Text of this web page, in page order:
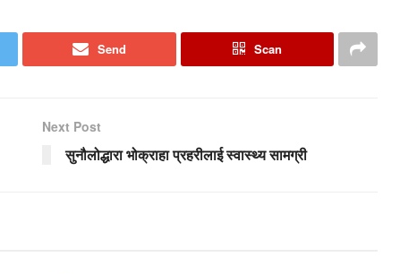
Send Scan
Next Post
सुनौलोद्धारा भोक्राहा प्रहरीलाई स्वास्थ्य सामग्री